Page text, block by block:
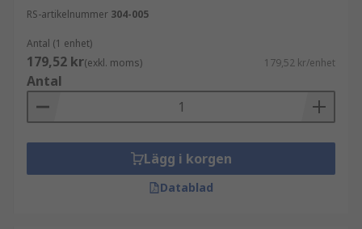
RS-artikelnummer 304-005
Antal (1 enhet)
179,52 kr(exkl. moms) 179,52 kr/enhet
Antal
Lägg i korgen
Datablad